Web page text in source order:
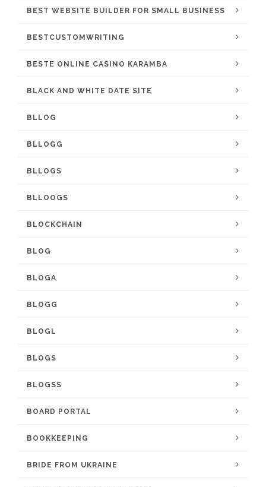
BEST WEBSITE BUILDER FOR SMALL BUSINESS
BESTCUSTOMWRITING
BESTE ONLINE CASINO KARAMBA
BLACK AND WHITE DATE SITE
BLLOG
BLLOGG
BLLOGS
BLLOOGS
BLOCKCHAIN
BLOG
BLOGA
BLOGG
BLOGL
BLOGS
BLOGSS
BOARD PORTAL
BOOKKEEPING
BRIDE FROM UKRAINE